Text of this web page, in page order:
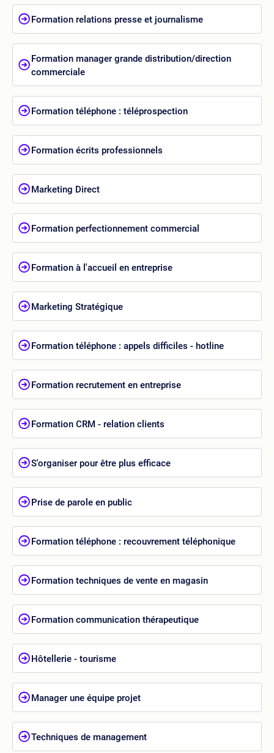
Formation relations presse et journalisme
Formation manager grande distribution/direction
commerciale
Formation téléphone : téléprospection
Formation écrits professionnels
Marketing Direct
Formation perfectionnement commercial
Formation à l'accueil en entreprise
Marketing Stratégique
Formation téléphone : appels difficiles - hotline
Formation recrutement en entreprise
Formation CRM - relation clients
S'organiser pour être plus efficace
Prise de parole en public
Formation téléphone : recouvrement téléphonique
Formation techniques de vente en magasin
Formation communication thérapeutique
Hôtellerie - tourisme
Manager une équipe projet
Techniques de management